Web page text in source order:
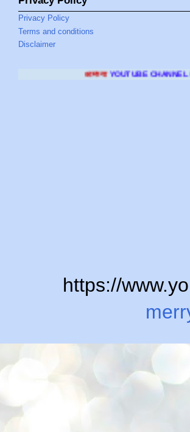
Privacy Policy
Terms and conditions
Disclaimer
YOUTUBE CHANNELला भेट देण्यासाठी क्लिक करा.
https://